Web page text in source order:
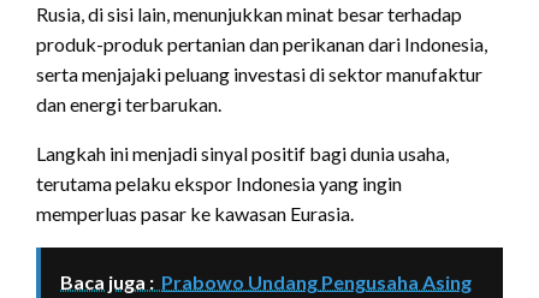
Rusia, di sisi lain, menunjukkan minat besar terhadap
produk-produk pertanian dan perikanan dari Indonesia,
serta menjajaki peluang investasi di sektor manufaktur
dan energi terbarukan.
Langkah ini menjadi sinyal positif bagi dunia usaha,
terutama pelaku ekspor Indonesia yang ingin
memperluas pasar ke kawasan Eurasia.
Baca juga : Prabowo Undang Pengusaha Asing